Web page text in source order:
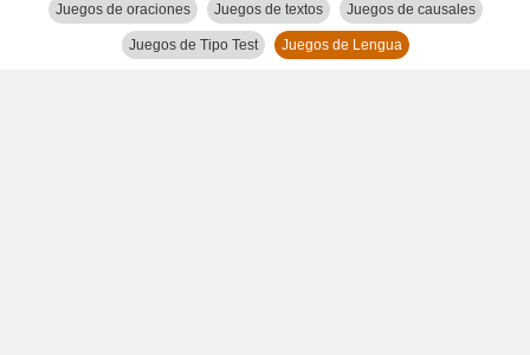
Juegos de oraciones Juegos de textos Juegos de causales
Juegos de Tipo Test Juegos de Lengua